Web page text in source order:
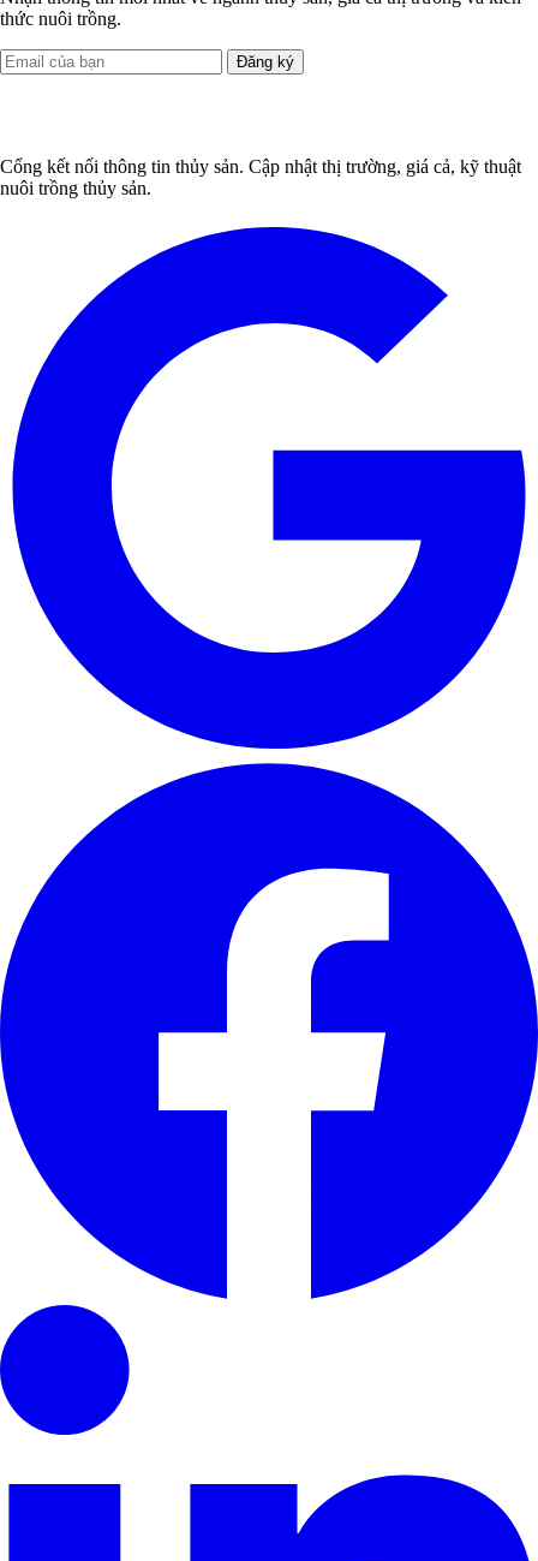
thức nuôi trồng.
Đăng ký
Cổng kết nối thông tin thủy sản. Cập nhật thị trường, giá cả, kỹ thuật
nuôi trồng thủy sản.